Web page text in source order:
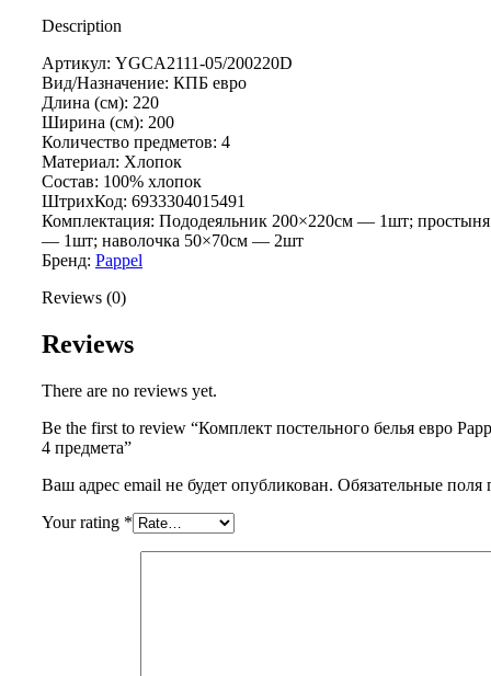
Description
Артикул: YGCA2111-05/200220D
Вид/Назначение: КПБ евро
Длина (см): 220
Ширина (см): 200
Количество предметов: 4
Материал: Хлопок
Состав: 100% хлопок
ШтрихКод: 6933304015491
Комплектация: Пододеяльник 200×220см — 1шт;
— 1шт; наволочка 50×70см — 2шт
Бренд: Pappel
Reviews (0)
Reviews
There are no reviews yet.
Be the first to review “Комплект постельного белья евро
4 предмета”
Ваш адрес email не будет опубликован. Обязательные
Your rating *